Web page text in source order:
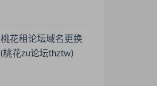
桃花租论坛域名更换
(桃花zu论坛thztw)